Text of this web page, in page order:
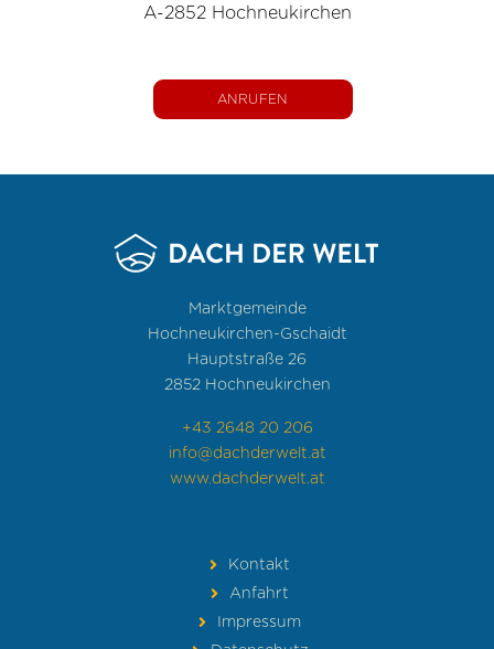
A-2852 Hochneukirchen
ANRUFEN
Marktgemeinde
Hochneukirchen-Gschaidt
Hauptstraße 26
2852 Hochneukirchen
+43 2648 20 206
info@dachderwelt.at
www.dachderwelt.at
Kontakt
Anfahrt
Impressum